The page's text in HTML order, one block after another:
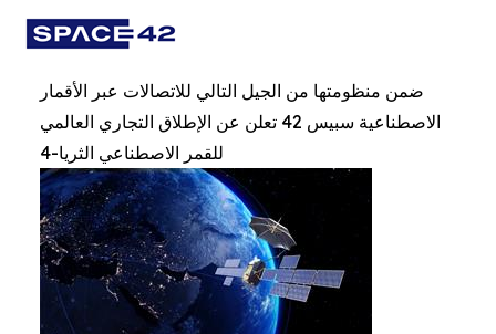
ضمن منظومتها من الجيل التالي للاتصالات عبر الأقمار
الاصطناعية سبيس 42 تعلن عن الإطلاق التجاري العالمي
للقمر الاصطناعي الثريا-4